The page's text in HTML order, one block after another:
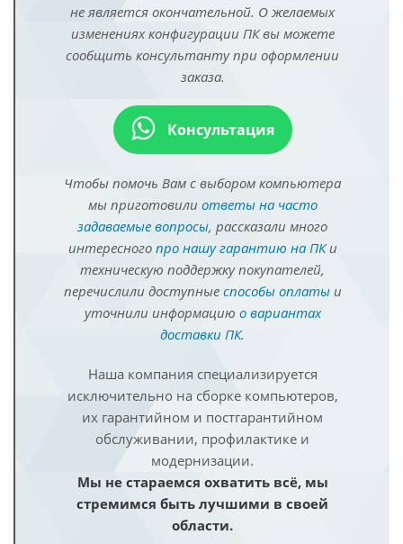
не является окончательной. О желаемых
изменениях конфигурации ПК вы можете
сообщить консультанту при оформлении
заказа.
Консультация
Чтобы помочь Вам с выбором компьютера
мы приготовили ответы на часто
задаваемые вопросы, рассказали много
интересного про нашу гарантию на ПКи
техническую поддержку покупателей,
перечислили доступные способы оплатыи
уточнили информацию о вариантах
доставки ПК.
Наша компания специализируется
исключительно на сборке компьютеров,
их гарантийном и постгарантийном
обслуживании, профилактике и
модернизации.
Мы не стараемся охватить всё, мы
стремимся быть лучшими в своей
области.